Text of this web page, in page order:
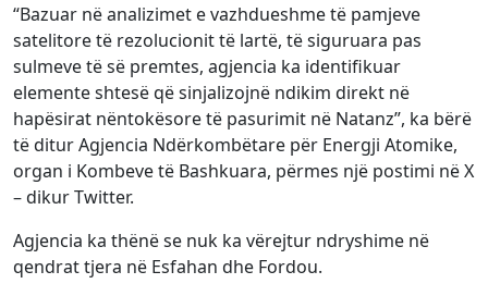
“Bazuar në analizimet e vazhdueshme të pamjeve
satelitore të rezolucionit të lartë, të siguruara pas
sulmeve të së premtes, agjencia ka identifikuar
elemente shtesë që sinjalizojnë ndikim direkt në
hapësirat nëntokësore të pasurimit në Natanz”, ka bërë
të ditur Agjencia Ndërkombëtare për Energji Atomike,
organ i Kombeve të Bashkuara, përmes një postimi në X
– dikur Twitter.
Agjencia ka thënë se nuk ka vërejtur ndryshime në
qendrat tjera në Esfahan dhe Fordou.